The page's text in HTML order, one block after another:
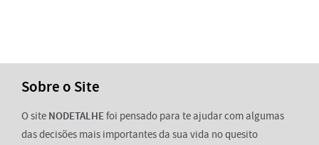
Sobre o Site
O site NODETALHEfoi pensado para te ajudar com algumas
das decisões mais importantes da sua vida no quesito